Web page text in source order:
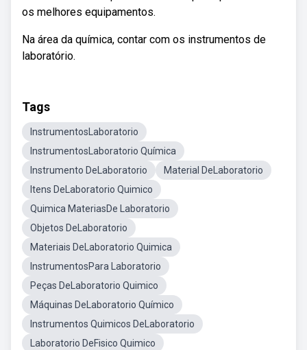
os melhores equipamentos.
Na área da química, contar com os instrumentos de
laboratório.
Tags
InstrumentosLaboratorio
InstrumentosLaboratorio Química
Instrumento DeLaboratorio
Material DeLaboratorio
Itens DeLaboratorio Quimico
Quimica MateriasDe Laboratorio
Objetos DeLaboratorio
Materiais DeLaboratorio Quimica
InstrumentosPara Laboratorio
Peças DeLaboratorio Quimico
Máquinas DeLaboratorio Químico
Instrumentos Quimicos DeLaboratorio
Laboratorio DeFisico Quimico